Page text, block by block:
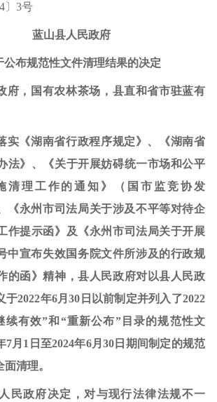
4〕 3号
蓝山县人民政府
公布规范性文件清理结果的决定
府，国有农林茶场，县直和省市驻蓝有
实《湖南省行政程序规定》、《湖南省
法》、《关于开展妨碍统一市场和公平
清理工作的通知》（国市监竞协发
《永州市司法局关于涉及不平等对待企
作提示函》及《永州市司法局关于开展
中宣布失效国务院文件所涉及的行政规
的函》精神，县人民政府对以县人民政
于2022年6月30日以前制定并列入了2022
续有效”和“重新公布”目录的规范性文
7月1日至2024年6月30日期间制定的规范
清理。
民政府决定，对与现行法律法规不一